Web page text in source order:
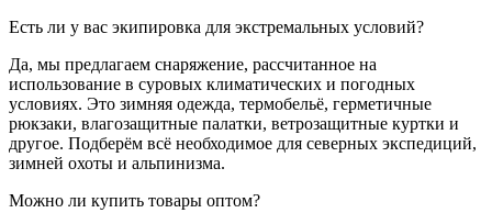
Есть ли у вас экипировка для экстремальных условий?
Да, мы предлагаем снаряжение, рассчитанное на
использование в суровых климатических и погодных
условиях. Это зимняя одежда, термобельё, герметичные
рюкзаки, влагозащитные палатки, ветрозащитные куртки и
другое. Подберём всё необходимое для северных экспедиций,
зимней охоты и альпинизма.
Можно ли купить товары оптом?